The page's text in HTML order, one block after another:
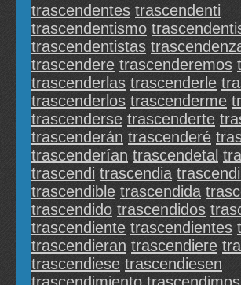
trascendentes trascendenti
trascendentismo
trascendentistas
trascendere trascenderemos
trascenderlas trascenderle
trascenderlos trascenderme
trascenderse trascenderte
trascenderán trascenderé
trascenderían trascendetal
trascendi trascendia
trascendible trascendida
trascendido trascendidos
trascendiente trascendientes
trascendieran trascendiere
trascendiese trascendiesen